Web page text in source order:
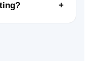
auf Ihrer
+